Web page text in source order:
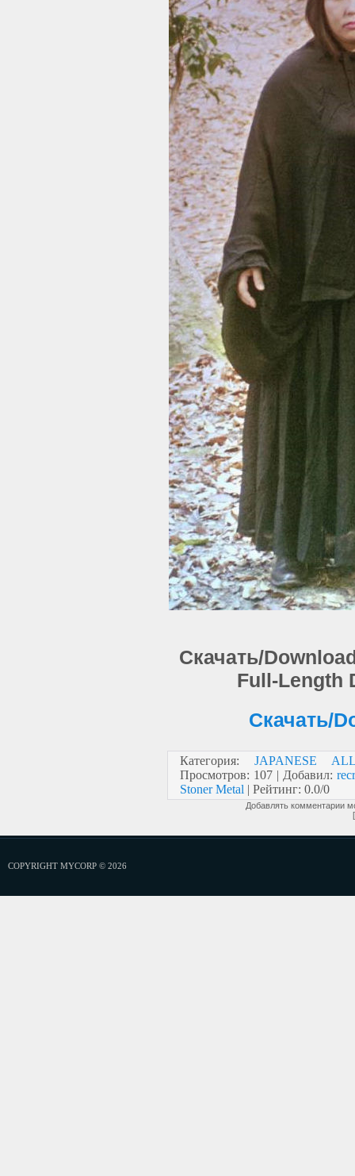
Скачать/
Full-Length
Скачать/
Категория:
JAPANESE
Просмотров: 107| Добавил:
Stoner Metal | Рейтинг: 0.0/0
Добавлять комментарии
COPYRIGHT MYCORP © 2026